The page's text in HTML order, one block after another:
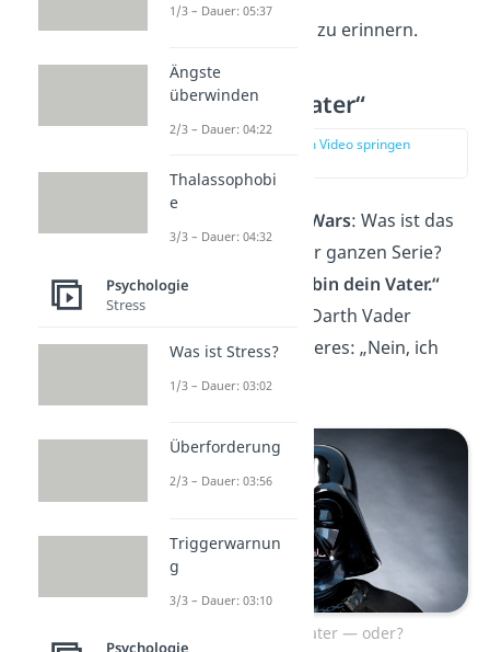
Lieblingscharaktere
zu erinnern.
„Ich bin dein Vater“
zur Stelle im Video springen
Star Wars: Was ist das
bekannteste Zitat der ganzen Serie?
Natürlich
„Luke, ich bin dein Vater.“
Nur sagt Bösewicht Darth Vader
eigentlich etwas anderes: „Nein, ich
bin dein Vater.“
Ich bin dein Vater — oder?
1/3 – Dauer: 05:37
Ängste
überwinden
2/3 – Dauer: 04:22
Thalassophobi
e
3/3 – Dauer: 04:32
Psychologie
Stress
Was ist Stress?
1/3 – Dauer: 03:02
Überforderung
2/3 – Dauer: 03:56
Triggerwarnun
g
3/3 – Dauer: 03:10
Psychologie